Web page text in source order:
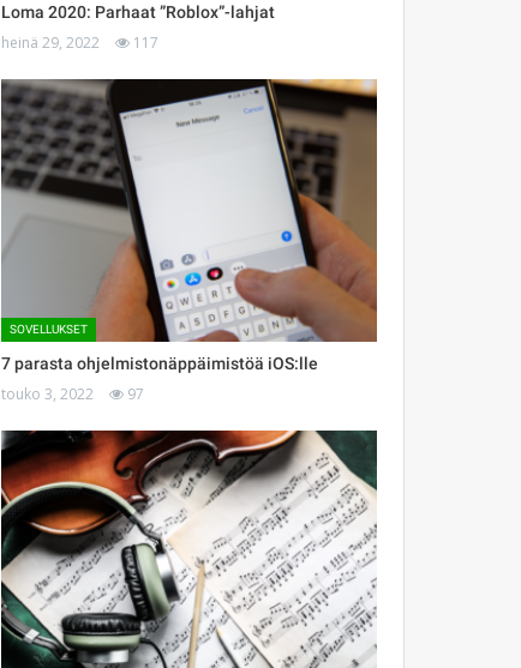
Loma 2020: Parhaat ”Roblox”-lahjat
heinä 29, 2022 117
SOVELLUKSET
7 parasta ohjelmistonäppäimistöä iOS:lle
touko 3, 2022 97